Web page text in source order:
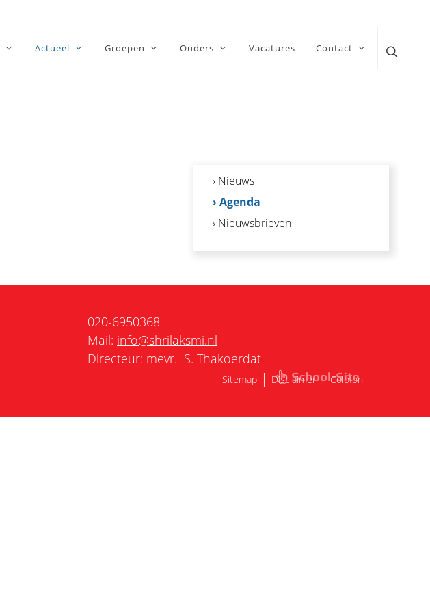
Actueel Groepen Ouders Vacatures Contact
› Nieuws
› Agenda
› Nieuwsbrieven
020-6950368
Mail: info@shrilaksmi.nl
Directeur: mevr. S. Thakoerdat
Sitemap | Disclaimer|Colofon